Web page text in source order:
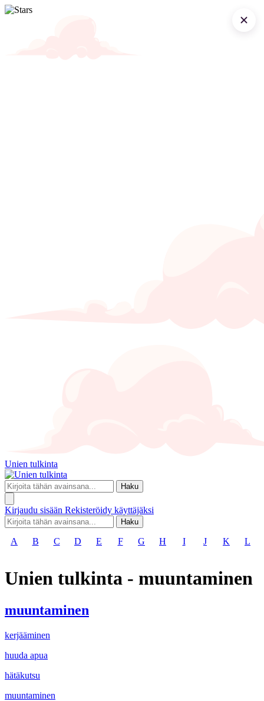
Unien tulkinta
Haku
Kirjaudu sisään Rekisteröidy käyttäjäksi
Haku
A B C D E F G H I J K L
Unien tulkinta - muuntaminen
muuntaminen
kerjääminen
huuda apua
hätäkutsu
muuntaminen